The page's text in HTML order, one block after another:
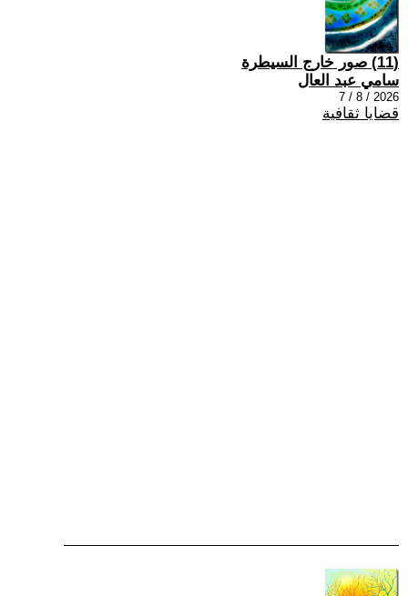
(11) صور خارج السيطرة
سامي عبد العال
2026 / 8 / 7
قضايا ثقافية